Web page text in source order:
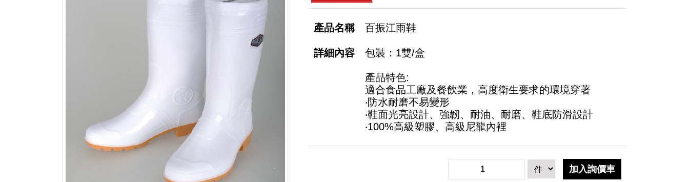
百振江雨鞋
包裝：1雙/盒
產品特色:
適合食品工廠及餐飲業，高度衛生要求的環境穿著
‧防水耐磨不易變形
‧鞋面光亮設計、強韌、耐油、耐磨、鞋底防滑設計
‧100%高級塑膠、高級尼龍內裡